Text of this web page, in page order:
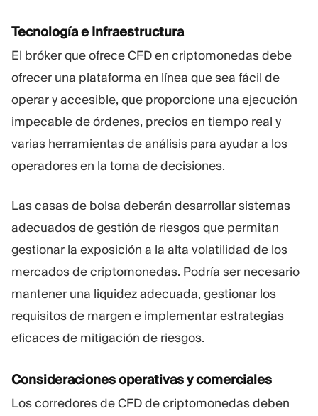
Tecnología e Infraestructura
El bróker que ofrece CFD en criptomonedas debe
ofrecer una plataforma en línea que sea fácil de
operar y accesible, que proporcione una ejecución
impecable de órdenes, precios en tiempo real y
varias herramientas de análisis para ayudar a los
operadores en la toma de decisiones.
Las casas de bolsa deberán desarrollar sistemas
adecuados de gestión de riesgos que permitan
gestionar la exposición a la alta volatilidad de los
mercados de criptomonedas. Podría ser necesario
mantener una liquidez adecuada, gestionar los
requisitos de margen e implementar estrategias
eficaces de mitigación de riesgos.
Consideraciones operativas y comerciales
Los corredores de CFD de criptomonedas deben